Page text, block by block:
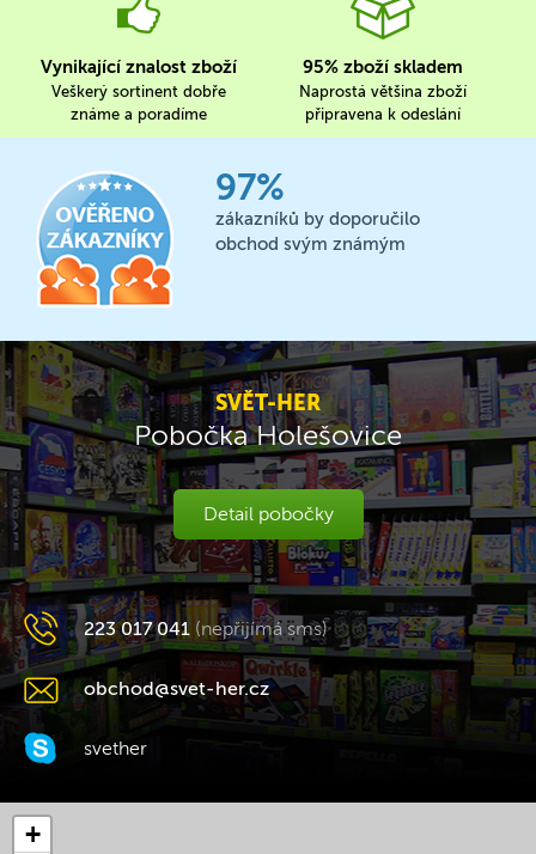
Vynikající znalost zboží
Veškerý sortinent dobře
známe a poradíme
95% zboží skladem
Naprostá většina zboží
připravena k odeslání
97%
zákazníků by doporučilo
obchod svým známým
SVĚT-HER
Pobočka Holešovice
Detail pobočky
223 017 041 (nepřijímá sms)
obchod@svet-her.cz
svether
+